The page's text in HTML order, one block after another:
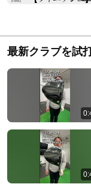
最新クラブを試
集部